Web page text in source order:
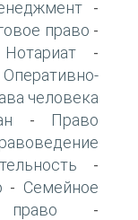
-
право -
Нотариат -
Оперативно-
человека
-
Право
-
- Семейное
-